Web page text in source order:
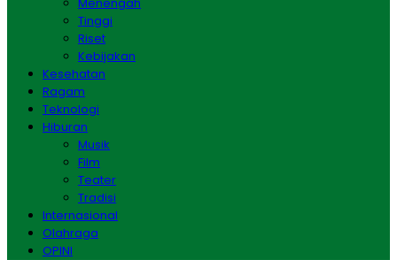
Tinggi
Riset
Kebijakan
Kesehatan
Ragam
Teknologi
Hiburan
Musik
Film
Teater
Tradisi
Internasional
Olahraga
OPINI